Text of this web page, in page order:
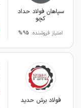
سپاهان فولاد حداد
کچو
امتیاز فروشنده: 95%
فولاد برش حدید